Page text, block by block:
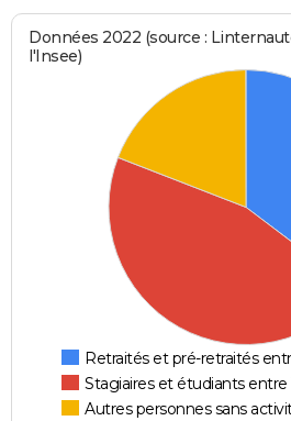
Données 2022 (source :
l'Insee)
Retraités et pré-retraités
Stagiaires et étudiants entre
Autres personnes sans